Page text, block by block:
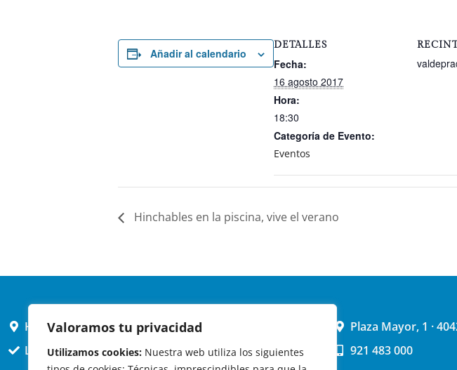
Valoramos tu privacidad
Utilizamos cookies: Nuestra web utiliza los siguientes
Añadir al calendario
DETALLES
Fecha:
16 agosto 2017
Hora:
18:30
Categoría de Evento:
Eventos
Hinchables en la piscina, vive el verano
HORARIO AYUNTAMIENTO
L,X,J,V 9 a 14h
Plaza Mayor, 1 ·
921 483 000